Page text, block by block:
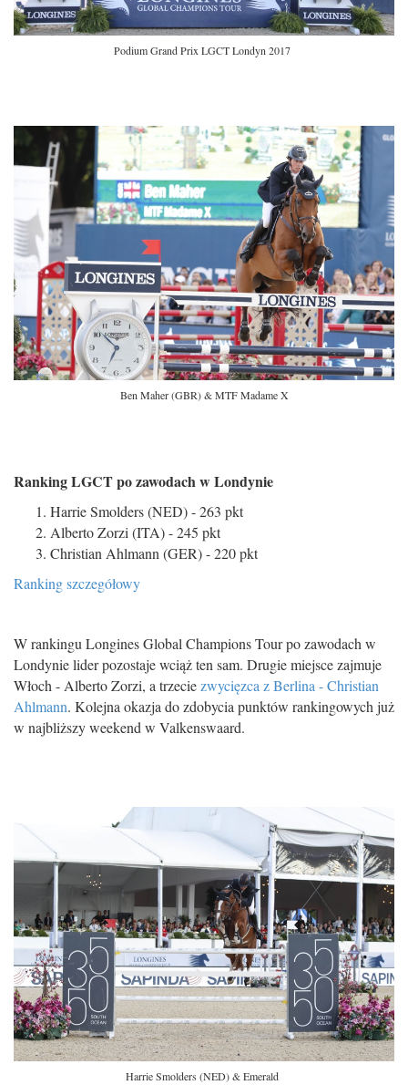
Podium Grand Prix LGCT Londyn 2017
Ben Maher (GBR) & MTF Madame X
Ranking LGCT po zawodach w Londynie
Harrie Smolders (NED) - 263 pkt
Alberto Zorzi (ITA) - 245 pkt
Christian Ahlmann (GER) - 220 pkt
Ranking szczegółowy
W rankingu Longines Global Champions Tour po zawodach w
Londynie lider pozostaje wciąż ten sam. Drugie miejsce zajmuje
Włoch - Alberto Zorzi, a trzeciezwycięzca z Berlina - Christian
Ahlmann. Kolejna okazja do zdobycia punktów rankingowych już
w najbliższy weekend w Valkenswaard.
Harrie Smolders (NED) & Emerald